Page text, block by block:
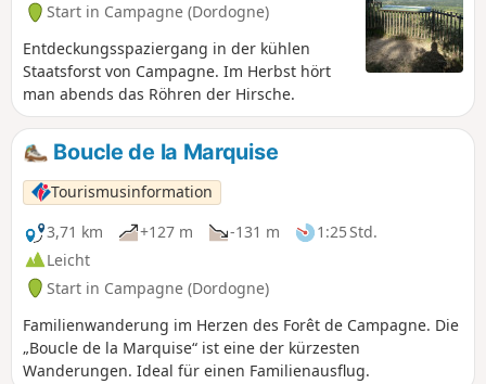
Start in Campagne (Dordogne)
Entdeckungsspaziergang in der kühlen
Staatsforst von Campagne. Im Herbst hört
man abends das Röhren der Hirsche.
Boucle de la Marquise
Tourismusinformation
3,71 km
+127 m -131 m
1:25 Std.
Leicht
Start in Campagne (Dordogne)
Familienwanderung im Herzen des Forêt de Campagne. Die
„Boucle de la Marquise“ ist eine der kürzesten
Wanderungen. Ideal für einen Familienausflug.